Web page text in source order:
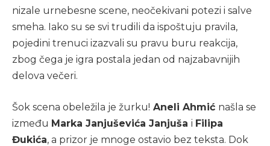
nizale urnebesne scene, neočekivani potezi i salve
smeha. Iako su se svi trudili da ispoštuju pravila,
pojedini trenuci izazvali su pravu buru reakcija,
zbog čega je igra postala jedan od najzabavnijih
delova večeri.
Šok scena obeležila je žurku! Aneli Ahmić našla se
između Marka Janjuševića Janjuša i Filipa
Đukića, a prizor je mnoge ostavio bez teksta. Dok